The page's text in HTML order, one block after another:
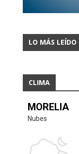
LO MÁS LEÍDO
CLIMA
MORELIA
Nubes